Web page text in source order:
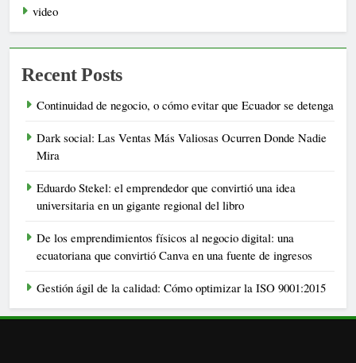
video
Recent Posts
Continuidad de negocio, o cómo evitar que Ecuador se detenga
Dark social: Las Ventas Más Valiosas Ocurren Donde Nadie
Mira
Eduardo Stekel: el emprendedor que convirtió una idea
universitaria en un gigante regional del libro
De los emprendimientos físicos al negocio digital: una
ecuatoriana que convirtió Canva en una fuente de ingresos
Gestión ágil de la calidad: Cómo optimizar la ISO 9001:2015